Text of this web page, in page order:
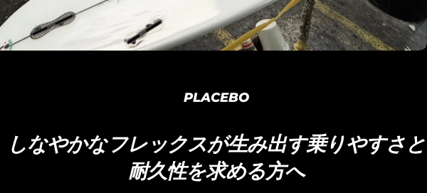
PLACEBO
しなやかなフレックスが生み出す乗りやすさと
耐久性を求める方へ